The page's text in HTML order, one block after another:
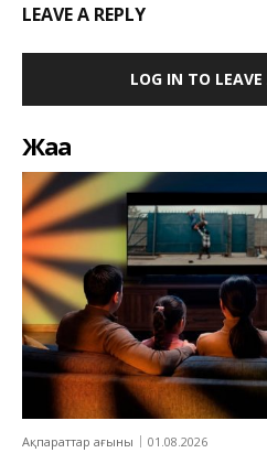
LEAVE A REPLY
LOG IN TO
Жаңа
Ақпараттар ағыны 01.08.2026